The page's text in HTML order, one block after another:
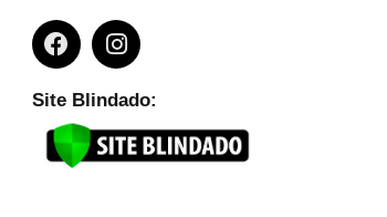
Site Blindado: